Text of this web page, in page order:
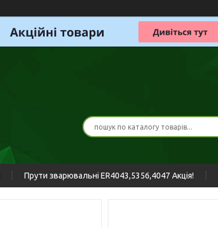
Прути зварювальні ER4043,5356,4047 Акція!